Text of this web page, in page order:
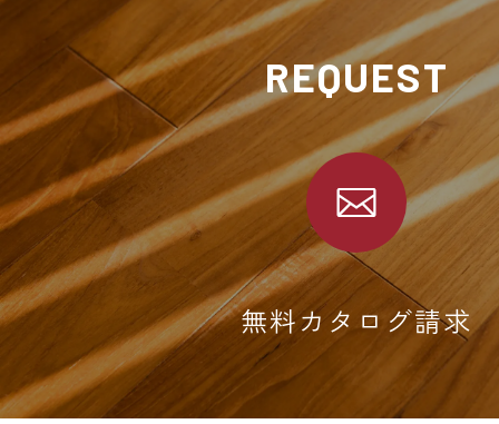
REQUEST
無料カタログ請求